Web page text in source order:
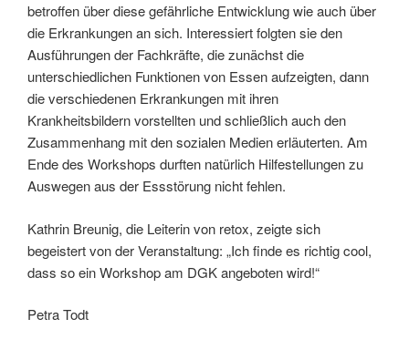
betroffen über diese gefährliche Entwicklung wie auch über
die Erkrankungen an sich. Interessiert folgten sie den
Ausführungen der Fachkräfte, die zunächst die
unterschiedlichen Funktionen von Essen aufzeigten, dann
die verschiedenen Erkrankungen mit ihren
Krankheitsbildern vorstellten und schließlich auch den
Zusammenhang mit den sozialen Medien erläuterten. Am
Ende des Workshops durften natürlich Hilfestellungen zu
Auswegen aus der Essstörung nicht fehlen.
Kathrin Breunig, die Leiterin von retox, zeigte sich
begeistert von der Veranstaltung: „Ich finde es richtig cool,
dass so ein Workshop am DGK angeboten wird!“
Petra Todt